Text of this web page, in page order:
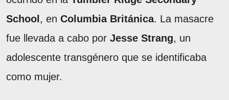
School , en Columbia Británica. La masacre
fue llevada a cabo por Jesse Strang, un
adolescente transgénero que se identificaba
como mujer.